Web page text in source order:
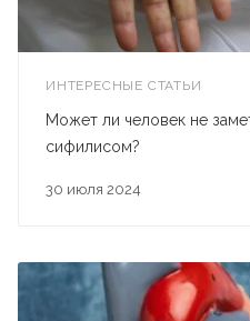
ИНТЕРЕСНЫЕ СТАТЬИ
30 июля 2024
Может ли человек не
сифилисом?